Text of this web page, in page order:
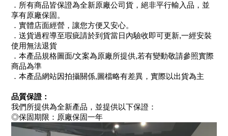
．所有商品皆保證為全新原廠公司貨，絕非平行輸入品，並
享有原廠保固。
．實體店面經營，讓您方便又安心。
．送貨過程導至瑕疵請於到貨當日內驗收即可更新,一經安裝
使用無法退貨
．本產品規格圖面/文案為原廠所提供,若有變動敬請參照實際
商品為準
．本產品網站因拍攝關係,圖檔略有差異，實際以出貨為主
品質保證：
我們所提供為全新產品，並提供以下保證：
◎保固期限：原廠保固一年